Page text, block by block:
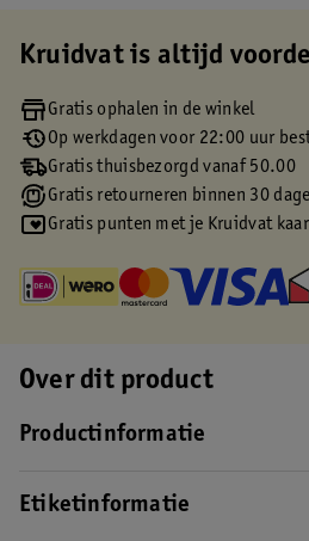
Kruidvat is altijd
Gratis ophalen in de winkel
Op werkdagen voor 22:00 uur
Gratis thuisbezorgd vanaf 50.00
Gratis retourneren binnen 30
Gratis punten met je Kruidvat
Over dit product
Productinformatie
Etiketinformatie